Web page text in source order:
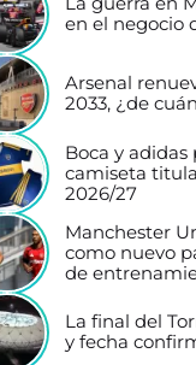
en el negocio
Arsenal
2033, ¿de
Boca y
camiseta
2026/27
Manchester
como nuevo
de
La final del
y fecha